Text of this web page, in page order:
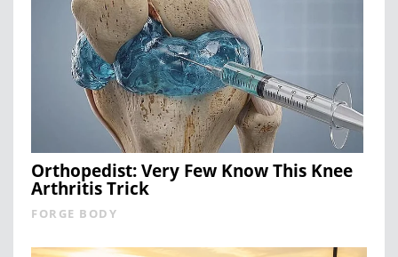
Orthopedist: Very Few Know This Knee
Arthritis Trick
FORGE BODY